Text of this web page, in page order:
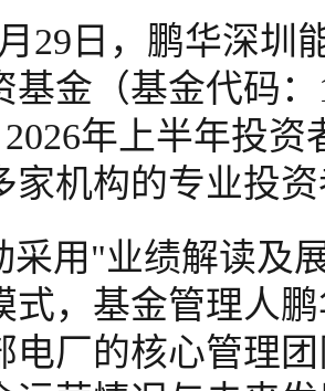
29日，鹏华深圳
基金（基金代码
年上半年投
家机构的专业投
采用"业绩解读及
式，基金管理人
电厂的核心管理